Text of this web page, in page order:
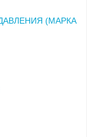
(МАРКА